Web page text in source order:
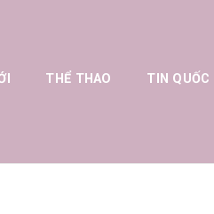
THỂ THAO TIN QUỐC